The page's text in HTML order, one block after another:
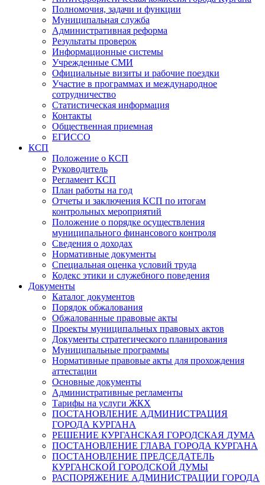
Полномочия, задачи и функции
Муниципальная служба
Административная реформа
Результаты проверок
Информационные системы
Учрежденные СМИ
Официальные визиты и рабочие поездки
Участие в программах и международное
сотрудничество
Статистическая информация
Контакты
Общественная приемная
ЕГИССО
КСП
Положение о КСП
Руководитель
Регламент КСП
План работы на год
Отчеты и заключения КСП по итогам
контрольных мероприятий
Положение о порядке осуществления
муниципального финансового контроля
Сведения о доходах
Нормативные документы
Специальная оценка условий труда
Кодекс этики и служебного поведения
Документы
Каталог документов
Порядок обжалования
Обжалованные правовые акты
Проекты муниципальных правовых актов
Документы стратегического планирования
Муниципальные программы
Нормативные правовые акты для прохождения
аттестации
Основные документы
Административные регламенты
Тарифы на услуги ЖКХ
ПОСТАНОВЛЕНИЕ АДМИНИСТРАЦИЯ
ГОРОДА КУРГАНА
РЕШЕНИЕ КУРГАНСКАЯ ГОРОДСКАЯ ДУМА
ПОСТАНОВЛЕНИЕ ГЛАВА ГОРОДА КУРГАНА
ПОСТАНОВЛЕНИЕ ПРЕДСЕДАТЕЛЬ
КУРГАНСКОЙ ГОРОДСКОЙ ДУМЫ
РАСПОРЯЖЕНИЕ АДМИНИСТРАЦИИ ГОРОДА